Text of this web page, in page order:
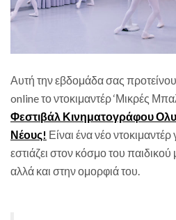
Αυτή την εβδομάδα σας
online το ντοκιμαντέρ ‘Μικρές
Φεστιβάλ Κινηματογράφου
Νέους! Είναι ένα νέο
εστιάζει στον κόσμο του
αλλά και στην ομορφιά του.